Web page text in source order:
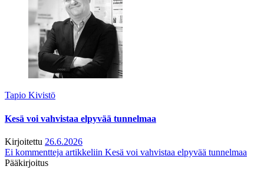
Tapio Kivistö
Kesä voi vahvistaa elpyvää tunnelmaa
Kirjoitettu 26.6.2026
Ei kommentteja artikkeliin Kesä voi vahvistaa elpyvää tunnelmaa
Pääkirjoitus